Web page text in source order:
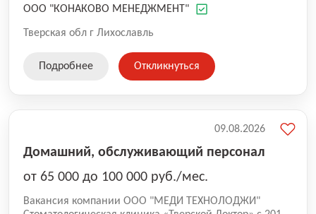
огромная благоустроенная территория в 200 га - 7-ми
островов, доступных для посещения и проживания -
cвыше 100 грандиозных событий в год!
ООО "КОНАКОВО МЕНЕДЖМЕНТ"
Тверская обл г Лихославль
Подробнее Откликнуться
Домашний, обслуживающий персонал
от 65 000 до 100 000 руб./мес.
Вакансия компании ООО "МЕДИ ТЕХНОЛОДЖИ"
09.08.2026